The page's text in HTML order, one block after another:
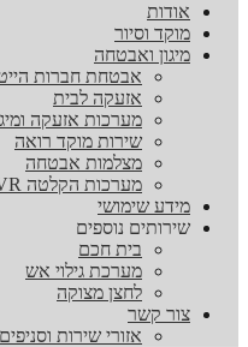
אודות
מוקד וסיור
מיגון ואבטחה
אבטחת חברות
אזעקה לבית
מערכות אזעקה
שירות מוקד רואה
מצלמות אבטחה
מערכות הקלטה NVR – DVR
מידע שימושי
שירותים נוספים
בית חכם
מערכת גילוי אש
לחצן מצוקה
צור קשר
אזורי שירות וסניפים